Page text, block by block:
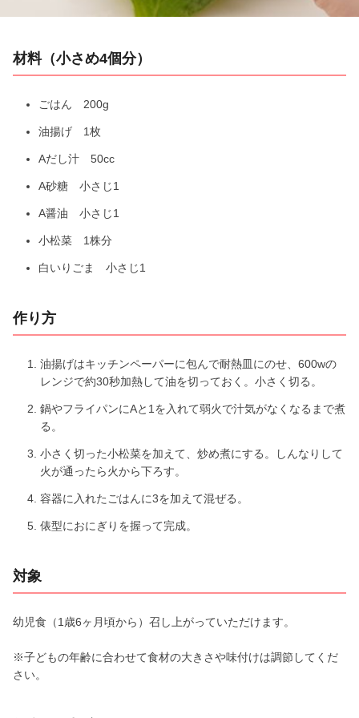
d
材料（小さめ4個分）
ごはん 200g
油揚げ 1枚
Aだし汁 50cc
A砂糖 小さじ1
A醤油 小さじ1
小松菜 1株分
白いりごま 小さじ1
作り方
油揚げはキッチンペーパーに包んで耐熱皿にのせ、600wの
レンジで約30秒加熱して油を切っておく。小さく切る。
鍋やフライパンにAと1を入れて弱火で汁気がなくなるまで煮
る。
小さく切った小松菜を加えて、炒め煮にする。しんなりして
火が通ったら火から下ろす。
容器に入れたごはんに3を加えて混ぜる。
俵型におにぎりを握って完成。
対象
幼児食（1歳6ヶ月頃から）召し上がっていただけます。
※子どもの年齢に合わせて食材の大きさや味付けは調節してくだ
さい。